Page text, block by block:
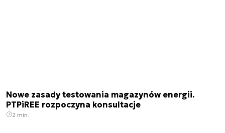
Nowe zasady testowania magazynów energii.
PTPiREE rozpoczyna konsultacje
2 min.